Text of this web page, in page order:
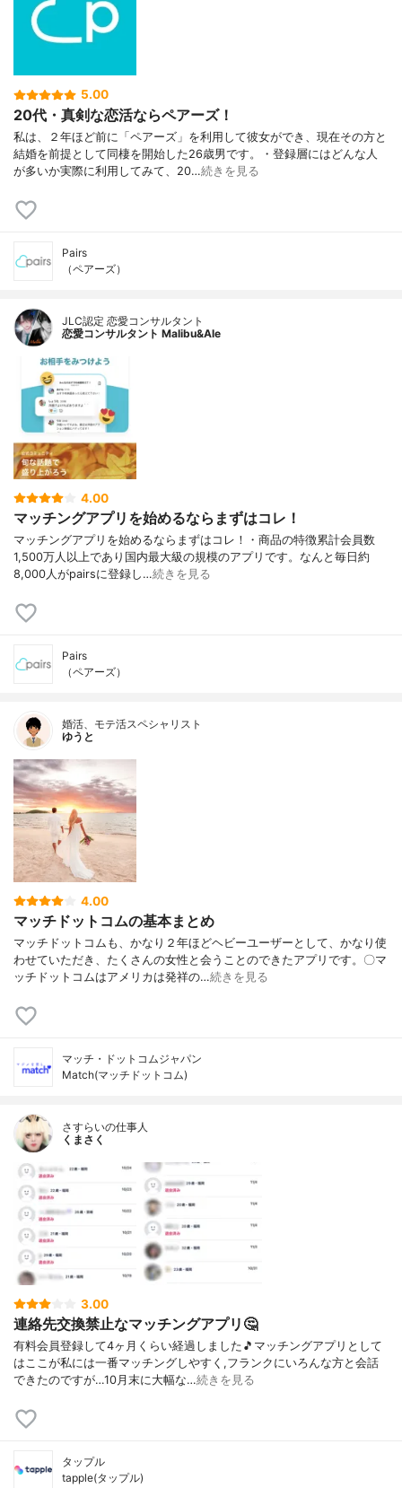
5.00
20代・真剣な恋活ならペアーズ！
私は、２年ほど前に「ペアーズ」を利用して彼女ができ、現在その方と
結婚を前提として同棲を開始した26歳男です。・登録層にはどんな人
が多いか実際に利用してみて、20…続きを見る
Pairs
（ペアーズ）
JLC認定 恋愛コンサルタント
恋愛コンサルタント Malibu&Ale
4.00
マッチングアプリを始めるならまずはコレ！
マッチングアプリを始めるならまずはコレ！・商品の特徴累計会員数
1,500万人以上であり国内最大級の規模のアプリです。なんと毎日約
8,000人がpairsに登録し…続きを見る
Pairs
（ペアーズ）
婚活、モテ活スペシャリスト
ゆうと
4.00
マッチドットコムの基本まとめ
マッチドットコムも、かなり２年ほどヘビーユーザーとして、かなり使
わせていただき、たくさんの女性と会うことのできたアプリです。〇マ
ッチドットコムはアメリカは発祥の…続きを見る
マッチ・ドットコムジャパン
Match(マッチドットコム)
さすらいの仕事人
くまさく
3.00
連絡先交換禁止なマッチングアプリ🤔
有料会員登録して4ヶ月くらい経過しました🎵マッチングアプリとして
はここが私には一番マッチングしやすく,フランクにいろんな方と会話
できたのですが…10月末に大幅な…続きを見る
タップル
tapple(タップル)